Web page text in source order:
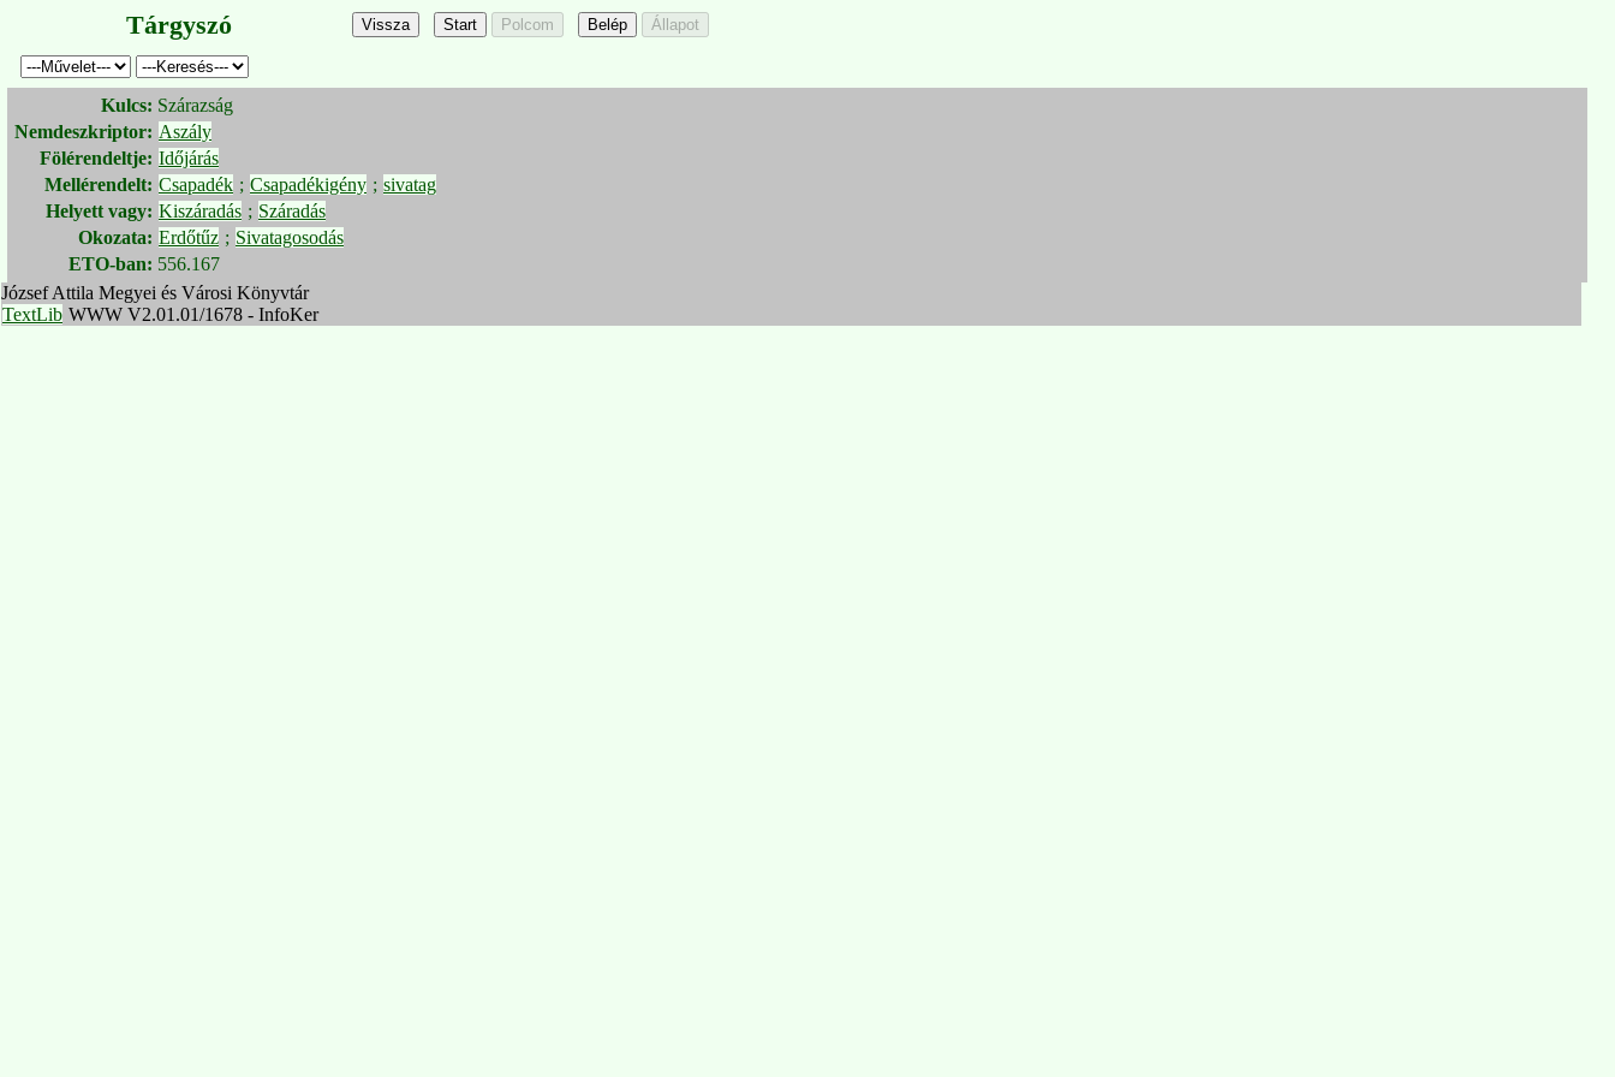
Tárgyszó
Kulcs: Szárazság
Nemdeszkriptor: Aszály
Fölérendeltje: Időjárás
Mellérendelt: Csapadék ; Csapadékigény ; sivatag
Helyett vagy: Kiszáradás ; Száradás
Okozata: Erdőtűz ; Sivatagosodás
ETO-ban: 556.167
József Attila Megyei és Városi Könyvtár
TextLib WWW V2.01.01/1678 - InfoKer